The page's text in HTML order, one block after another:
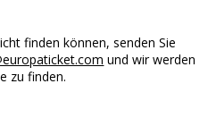
finden können, senden Sie
und wir werden
zu finden.